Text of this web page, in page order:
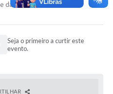
das 8h às 17h.
Seja o primeiro a curtir este
evento.